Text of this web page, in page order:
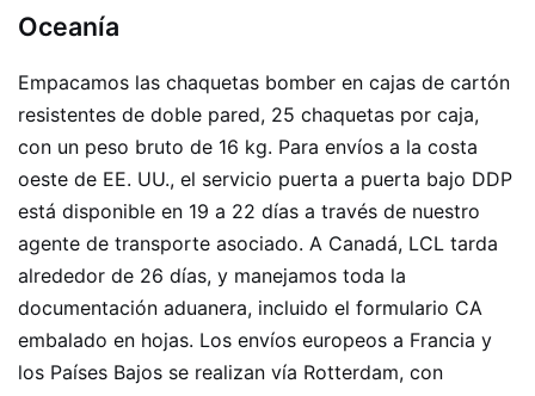
Oceanía
Empacamos las chaquetas bomber en cajas de cartón
resistentes de doble pared, 25 chaquetas por caja,
con un peso bruto de 16 kg. Para envíos a la costa
oeste de EE. UU., el servicio puerta a puerta bajo DDP
está disponible en 19 a 22 días a través de nuestro
agente de transporte asociado. A Canadá, LCL tarda
alrededor de 26 días, y manejamos toda la
documentación aduanera, incluido el formulario CA
embalado en hojas. Los envíos europeos a Francia y
los Países Bajos se realizan vía Rotterdam, con